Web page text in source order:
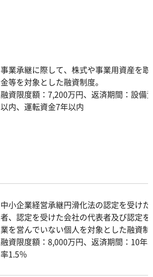
事業承継に際して、株式や事業用資産を
金等を対象とした融資制度。
融資限度額：7,200万円、返済期間：設備
以内、運転資金7年以内
中小企業経営承継円滑化法の認定を受け
者、認定を受けた会社の代表者及び認定
業を営んでいない個人を対象とした融資制
融資限度額：8,000万円、返済期間：10年
率1.5％